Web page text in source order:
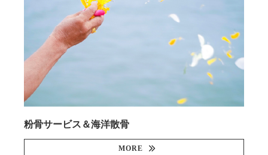
粉骨サービス＆海洋散骨
MORE